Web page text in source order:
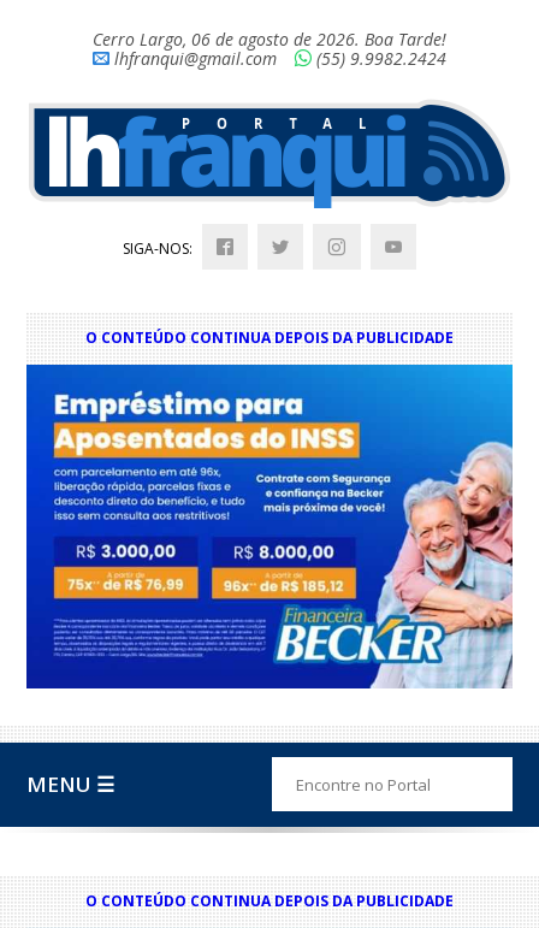
Cerro Largo, 06 de agosto de 2026. Boa Tarde!
lhfranqui@gmail.com
(55) 9.9982.2424
SIGA-NOS:
O CONTEÚDO CONTINUA DEPOIS DA PUBLICIDADE
MENU ☰
O CONTEÚDO CONTINUA DEPOIS DA PUBLICIDADE